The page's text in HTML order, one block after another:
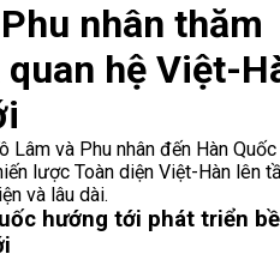
nhân thăm
hệ Việt-
Lâm và Phu nhân đến Hàn
lược Toàn diện Việt-Hàn lên
và lâu dài.
hướng tới phát triển